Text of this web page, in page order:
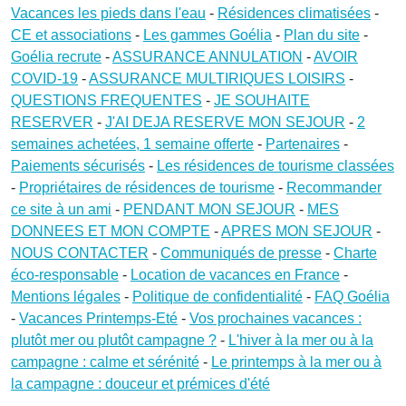
Vacances les pieds dans l'eau - Résidences climatisées -
CE et associations - Les gammes Goélia - Plan du site -
Goélia recrute -ASSURANCE ANNULATION -AVOIR
COVID-19 -ASSURANCE MULTIRIQUES LOISIRS -
QUESTIONS FREQUENTES - JE SOUHAITE
RESERVER - J'AI DEJA RESERVE MON SEJOUR - 2
semaines achetées, 1 semaine offerte - Partenaires -
Paiements sécurisés - Les résidences de tourisme classées
- Propriétaires de résidences de tourisme - Recommander
ce site à un ami - PENDANT MON SEJOUR - MES
DONNEES ET MON COMPTE -APRES MON SEJOUR -
NOUS CONTACTER - Communiqués de presse - Charte
éco-responsable - Location de vacances en France -
Mentions légales - Politique de confidentialité - FAQ Goélia
- Vacances Printemps-Eté - Vos prochaines vacances :
plutôt mer ou plutôt campagne ? - L'hiver à la mer ou à la
campagne : calme et sérénité - Le printemps à la mer ou à
la campagne : douceur et prémices d'été